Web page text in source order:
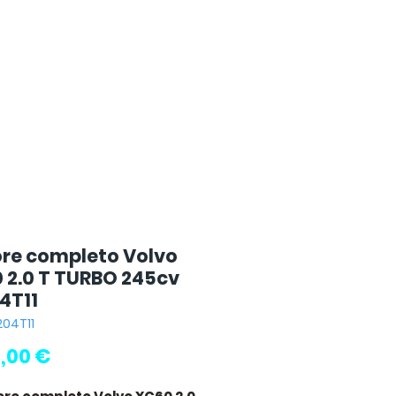
completo Volvo
2.0 T TURBO 245cv
€